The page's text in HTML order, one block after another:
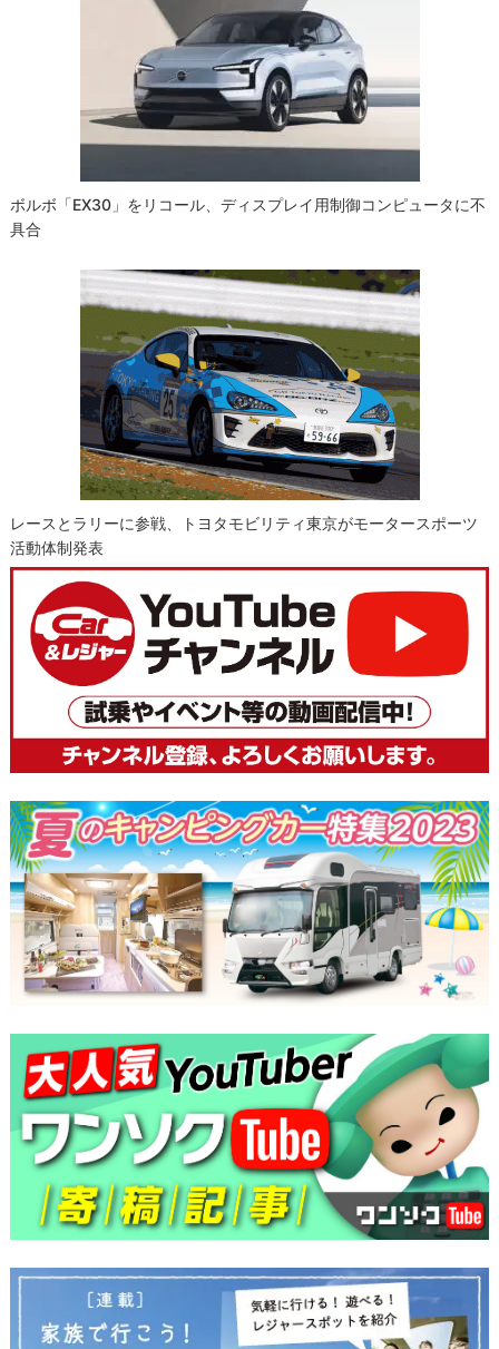
ボルボ「EX30」をリコール、ディスプレイ用制御コンピュータに不
具合
レースとラリーに参戦、トヨタモビリティ東京がモータースポーツ
活動体制発表